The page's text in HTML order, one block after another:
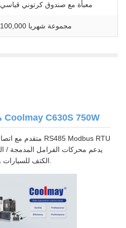
معبأة مع صندوق كرتوني قياسي
100,000 مجموعة شهريا
محرك سيرفو من طراز Coolmay C630S 750W